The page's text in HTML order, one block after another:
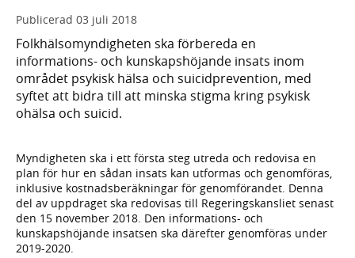
Publicerad 03 juli 2018
Folkhälsomyndigheten ska förbereda en
informations- och kunskapshöjande insats inom
området psykisk hälsa och suicidprevention, med
syftet att bidra till att minska stigma kring psykisk
ohälsa och suicid.
Myndigheten ska i ett första steg utreda och redovisa en
plan för hur en sådan insats kan utformas och genomföras,
inklusive kostnadsberäkningar för genomförandet. Denna
del av uppdraget ska redovisas till Regeringskansliet senast
den 15 november 2018. Den informations- och
kunskapshöjande insatsen ska därefter genomföras under
2019-2020.